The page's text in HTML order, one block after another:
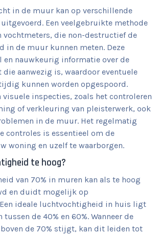
in de muur kan op verschillende
Een veelgebruikte methode
vochtmeters, die non-destructief de
in de muur kunnen meten. Deze
en nauwkeurig informatie over de
die aanwezig is, waardoor eventuele
kunnen worden opgespoord.
visuele inspecties, zoals het controleren
of verkleuring van pleisterwerk, ook
in de muur. Het regelmatig
controles is essentieel om de
woning en uzelf te waarborgen.
te hoog?
van 70% in muren kan als te hoog
en duidt mogelijk op
ideale luchtvochtigheid in huis ligt
de 40% en 60%. Wanneer de
de 70% stijgt, kan dit leiden tot